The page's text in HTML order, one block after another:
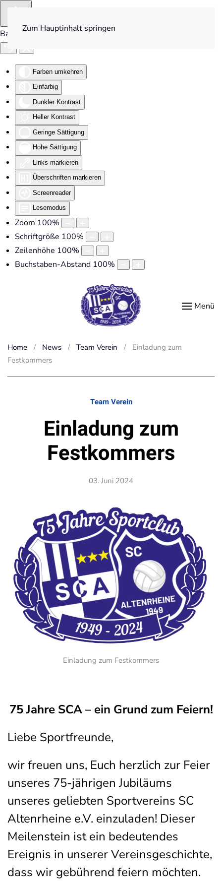
Barrierefreiheit
Farben umkehren
Einfarbig
Dunkler Kontrast
Heller Kontrast
Geringe Sättigung
Hohe Sättigung
Links markieren
Überschriften markieren
Screenreader
Lesemodus
Zoom 100%
Schriftgröße 100%
Zeilenhöhe 100%
Buchstaben-Abstand 100%
Zum Hauptinhalt springen
Menü
Home News Team Verein
Einladung zum
Festkommers
Team Verein
Einladung zum
Festkommers
03. Juni 2024
Einladung zum Festkommers
75 Jahre SCA – ein Grund zum Feiern!
Liebe Sportfreunde,
wir freuen uns, Euch herzlich zur Feier
unseres 75-jährigen Jubiläums
unseres geliebten Sportvereins SC
Altenrheine e.V. einzuladen! Dieser
Meilenstein ist ein bedeutendes
Ereignis in unserer Vereinsgeschichte,
dass wir gebührend feiern möchten.